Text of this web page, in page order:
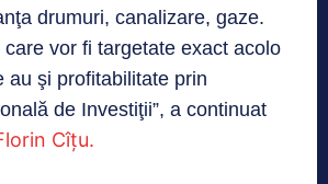
drumuri, canalizare, gaze.
vor fi targetate exact acolo
au şi profitabilitate prin
de Investiţii”, a continuat
Cîțu.